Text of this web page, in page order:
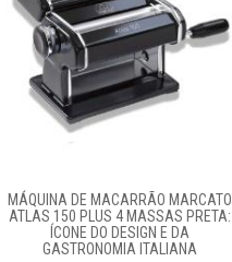
Acessórios
Afiadores de
facas manuais
Amassadores de
batatas
formas
Balanças
Batedores
MÁQUINA DE MACARRÃO MARCATO
ATLAS 150 PLUS 4 MASSAS PRETA:
ÍCONE DO DESIGN E DA
GASTRONOMIA ITALIANA